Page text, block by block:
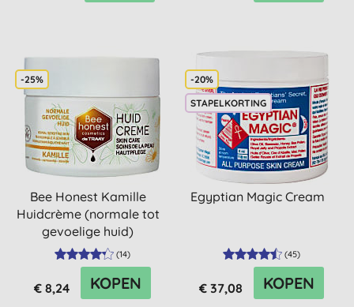
-25%
Bee Honest Kamille
Huidcrème (normale tot
gevoelige huid)
(14)
€ 8,24 KOPEN
-20%
STAPELKORTING
Egyptian Magic Cream
(45)
€ 37,08 KOPEN